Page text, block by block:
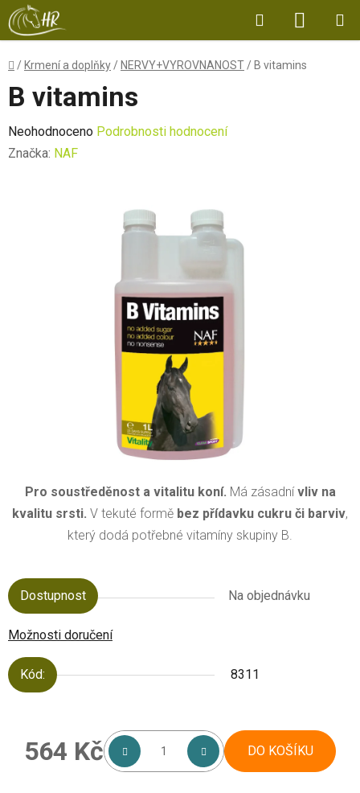
Přejít
na
obsah
Hledat
KOŠÍK
Domů
/ Krmení a doplňky / NERVY+VYROVNANOST / B vitamins
Pro soustředěnost a vitalitu koní. Má zásadnívliv na
kvalitu srsti. V tekuté formě bez přídavku cukru či barviv,
který dodá potřebné vitamíny skupiny B.
Dostupnost Na objednávku
Možnosti doručení
Kód: 8311
564 Kč DO KOŠÍKU
B vitamins
Průměrné
hodnocení
Neohodnoceno Podrobnosti hodnocení
Značka: NAF